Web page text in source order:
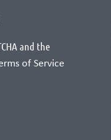
and the
of Service